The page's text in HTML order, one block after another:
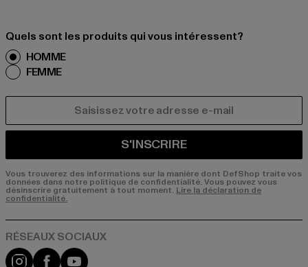
Quels sont les produits qui vous intéressent?
HOMME
FEMME
S'INSCRIRE
Vous trouverez des informations sur la manière dont DefShop traite vos
données dans notre politique de confidentialité. Vous pouvez vous
désinscrire gratuitement à tout moment. Lire la déclaration de
confidentialité.
Visit our Instagram page:
Visit our Facebook page:
Visit our YouTube channel: